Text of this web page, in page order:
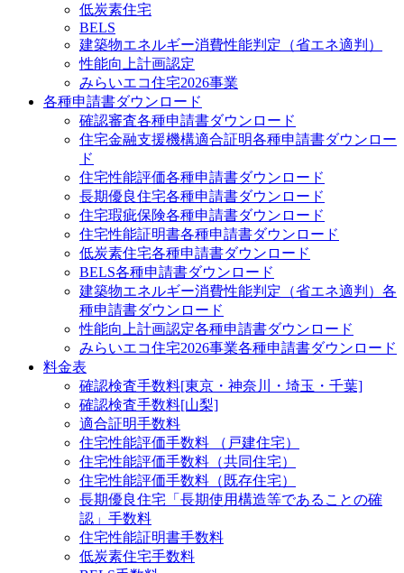
低炭素住宅
BELS
建築物エネルギー消費性能判定（省エネ適判）
性能向上計画認定
みらいエコ住宅2026事業
各種申請書ダウンロード
確認審査各種申請書ダウンロード
住宅金融支援機構適合証明各種申請書ダウンロー
ド
住宅性能評価各種申請書ダウンロード
長期優良住宅各種申請書ダウンロード
住宅瑕疵保険各種申請書ダウンロード
住宅性能証明書各種申請書ダウンロード
低炭素住宅各種申請書ダウンロード
BELS各種申請書ダウンロード
建築物エネルギー消費性能判定（省エネ適判） 各
種申請書ダウンロード
性能向上計画認定各種申請書ダウンロード
みらいエコ住宅2026事業各種申請書ダウンロード
料金表
確認検査手数料[東京・神奈川・埼玉・千葉]
確認検査手数料[山梨]
適合証明手数料
住宅性能評価手数料 （戸建住宅）
住宅性能評価手数料（共同住宅）
住宅性能評価手数料（既存住宅）
長期優良住宅「長期使用構造等であることの確
認」手数料
住宅性能証明書手数料
低炭素住宅手数料